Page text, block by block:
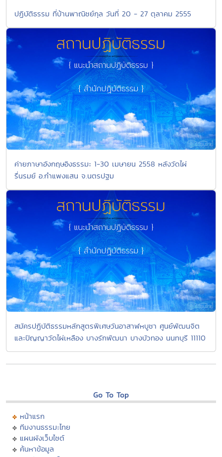
ปฏิบัติธรรม ที่บ้านพาณิชย์กุล วันที่ 20 - 27 ตุลาคม 2555
ค่ายภาษาอังกฤษอิงธรรมะ 1-30 เมษายน 2558 หลังวัดไผ่
รื่นรมย์ อ.กำแพงแสน จ.นตรปฐม
สมัครปฏิบัติธรรมหลักสูตรพิเศษวันอาสาฬหบูชา ศูนย์พัฒนจิต
และปัญญาวัดไผ่เหลือง บางรักพัฒนา บางบัวทอง นนทบุรี 11110
Go To Top
หน้าแรก
ทีมงานธรรมะไทย
แผนผังเว็บไซต์
ค้นหาข้อมูล